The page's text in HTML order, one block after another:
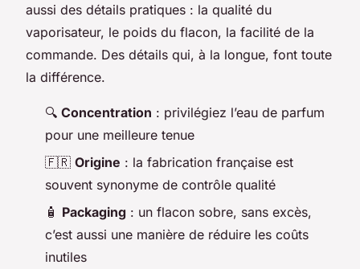
aussi des détails pratiques : la qualité du
vaporisateur, le poids du flacon, la facilité de la
commande. Des détails qui, à la longue, font toute
la différence.
🔍 Concentration : privilégiez l’eau de parfum
pour une meilleure tenue
🇫🇷 Origine : la fabrication française est
souvent synonyme de contrôle qualité
🧴 Packaging : un flacon sobre, sans excès,
c’est aussi une manière de réduire les coûts
inutiles